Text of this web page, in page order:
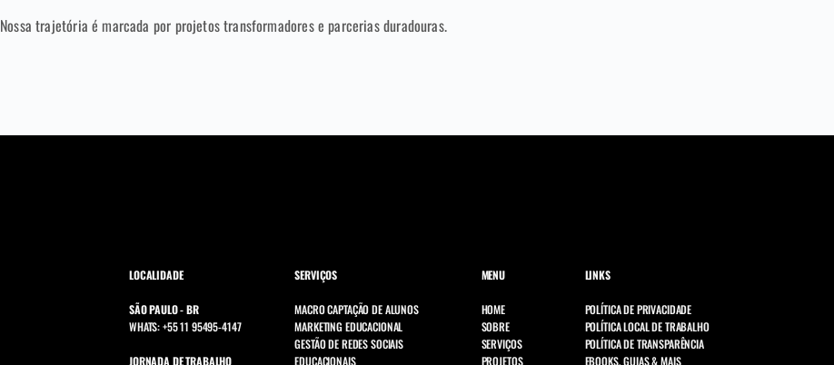
Nossa trajetória é marcada por projetos transformadores e parcerias duradouras.
LOCALIDADE
SÃO PAULO - BR
WHATS: +55 11 95495-4147
JORNADA DE TRABALHO
SERVIÇOS
MACRO CAPTAÇÃO DE ALUNOS
MARKETING EDUCACIONAL
GESTÃO DE REDES SOCIAIS
EDUCACIONAIS
MENU
HOME
SOBRE
SERVIÇOS
PROJETOS
LINKS
POLÍTICA DE PRIVACIDADE
POLÍTICA LOCAL DE TRABALHO
POLÍTICA DE TRANSPARÊNCIA
EBOOKS, GUIAS & MAIS